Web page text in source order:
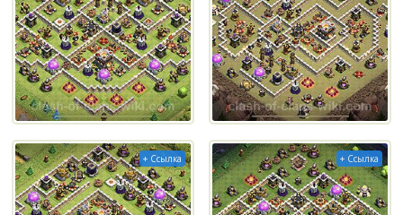
+ Ссылка + Ссылка